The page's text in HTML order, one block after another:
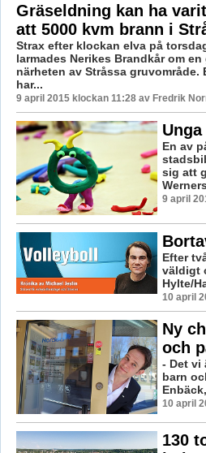
Gräseldning kan ha
att 5000 kvm brann i
Strax efter klockan elva på
larmades Nerikes Brandkår om
närheten av Stråssa
har...
9 april 2015 klockan 11:28 av Fredrik
En av
sig att
9 april
Efter
väldigt
Hylte/
10 april
Ny
och
- Det vi
barn
10 april
130